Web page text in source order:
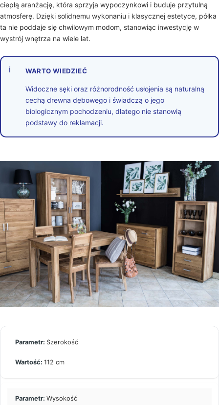
ciepłą aranżację, która sprzyja wypoczynkowi i buduje przytulną
atmosferę. Dzięki solidnemu wykonaniu i klasycznej estetyce, półka
ta nie poddaje się chwilowym modom, stanowiąc inwestycję w
wystrój wnętrza na wiele lat.
ℹ WARTO WIEDZIEĆ
Widoczne sęki oraz różnorodność usłojenia są naturalną
cechą drewna dębowego i świadczą o jego
biologicznym pochodzeniu, dlatego nie stanowią
podstawy do reklamacji.
Szerokość
112 cm
Wysokość